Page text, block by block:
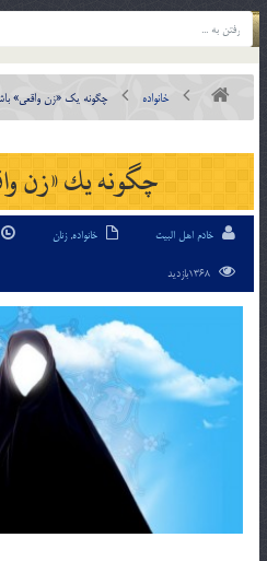
خانواده چگونه يك «زن واقعي»
چگونه يك «زن
خادم اهل البیت خانواده,زنان